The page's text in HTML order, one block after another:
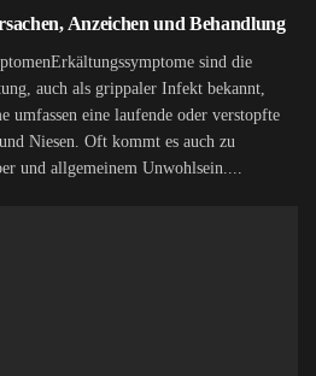
Anzeichen und Behandlung
sind die
auch als grippaler Infekt bekannt,
umfassen eine laufende oder verstopfte
Niesen. Oft kommt es auch zu
und allgemeinem Unwohlsein....